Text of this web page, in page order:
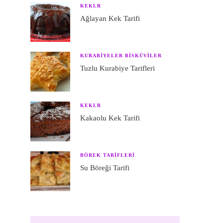
KEKLR
Ağlayan Kek Tarifi
KURABIYELER BISKÜVILER
Tuzlu Kurabiye Tarifleri
KEKLR
Kakaolu Kek Tarifi
BÖREK TARIFLERI
Su Böreği Tarifi